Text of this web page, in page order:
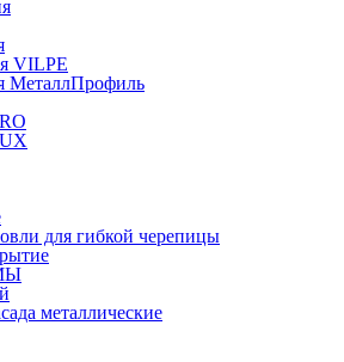
VILPE
МеталлПрофиль
для гибкой черепицы
металлические